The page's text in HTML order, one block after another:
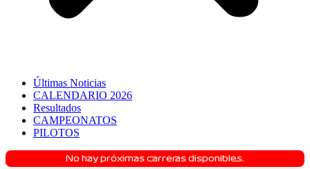
Últimas Noticias
CALENDARIO 2026
Resultados
CAMPEONATOS
PILOTOS
No hay próximas carreras disponibles.